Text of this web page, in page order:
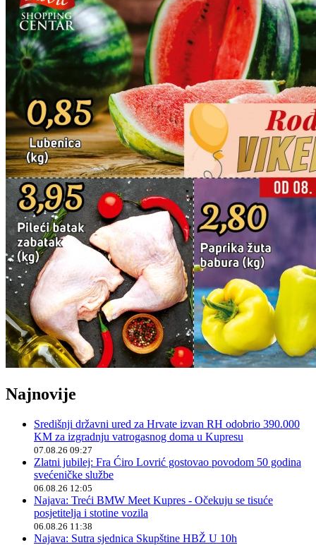
Najnovije
Središnji državni ured za Hrvate izvan RH odobrio 390.000
KM za izgradnju vatrogasnog doma u Kupresu
07.08.26 09:27
Zlatni jubilej: Fra Ćiro Lovrić gostovao povodom 50 godina
svećeničke službe
06.08.26 12:05
Najava: Treći BMW Meet Kupres - Očekuju se tisuće
posjetitelja i stotine vozila
06.08.26 11:38
Najava: Sutra sjednica Skupštine HBŽ U 10h